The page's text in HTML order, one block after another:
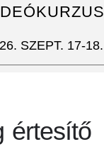
SZEPT. 17-18.
értesítő